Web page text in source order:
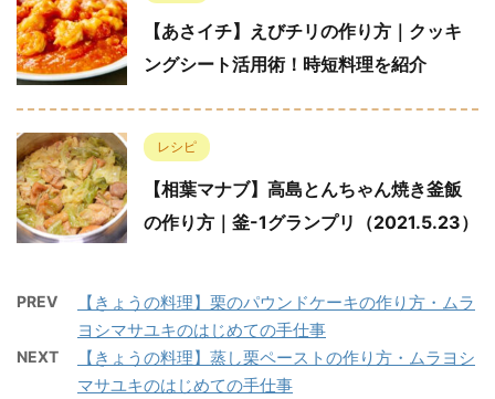
【あさイチ】えびチリの作り方｜クッキ
ングシート活用術！時短料理を紹介
レシピ
【相葉マナブ】高島とんちゃん焼き釜飯
の作り方｜釜-1グランプリ（2021.5.23）
PREV
【きょうの料理】栗のパウンドケーキの作り方・ムラ
ヨシマサユキのはじめての手仕事
NEXT
【きょうの料理】蒸し栗ペーストの作り方・ムラヨシ
マサユキのはじめての手仕事